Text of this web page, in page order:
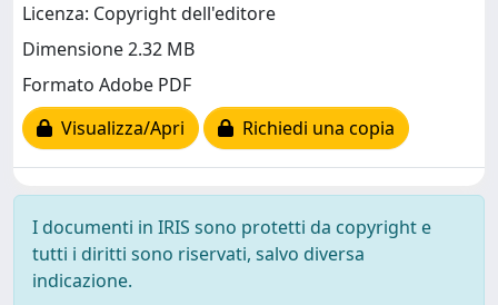
Licenza: Copyright dell'editore
Dimensione 2.32 MB
Formato Adobe PDF
Visualizza/Apri
Richiedi una copia
I documenti in IRIS sono protetti da copyright e
tutti i diritti sono riservati, salvo diversa
indicazione.